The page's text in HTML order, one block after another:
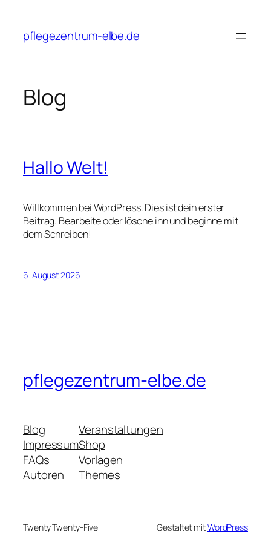
springen
pflegezentrum-elbe.de
Blog
Hallo Welt!
Willkommen bei WordPress. Dies ist dein erster
Beitrag. Bearbeite oder lösche ihn und beginne mit
dem Schreiben!
6. August 2026
pflegezentrum-elbe.de
Blog
Impressum
FAQs
Autoren
Veranstaltungen
Shop
Vorlagen
Themes
Twenty Twenty-Five Gestaltet mitWordPress